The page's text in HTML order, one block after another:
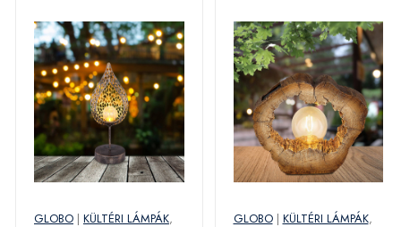
GLOBO | KÜLTÉRI LÁMPÁK, GLOBO| KÜLTÉRI LÁMPÁK,